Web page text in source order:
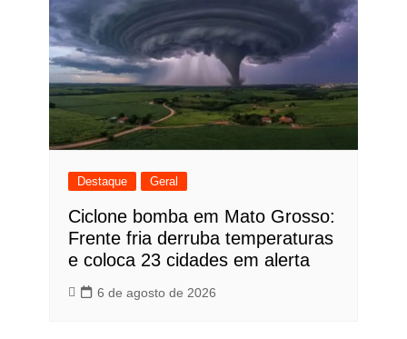
Destaque Geral
Ciclone bomba em Mato Grosso:
Frente fria derruba temperaturas
e coloca 23 cidades em alerta
6 de agosto de 2026